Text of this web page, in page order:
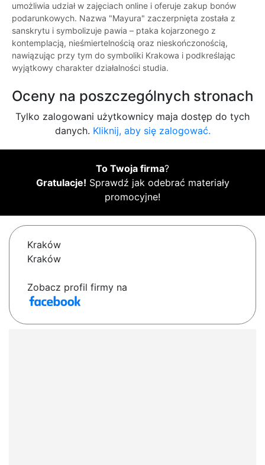
umożliwia udział w zajęciach online i oferuje zakup bonów
podarunkowych. Nazwa "Mayura" zaczerpnięta została z
sanskrytu i symbolizuje pawia – ptaka kojarzonego z
kontemplacją, nieśmiertelnością oraz nieskończonością,
nawiązując przy tym do symboliki Krakowa i podkreślając
wyjątkowy charakter działalności studia.
Oceny na poszczególnych stronach
Tylko zalogowani użytkownicy maja dostęp do tych
danych. Kliknij, aby się zalogować.
To Twoja firma?
Gratulacje! Sprawdź jak odebrać materiały
promocyjne!
Kraków
Kraków
Zobacz profil firmy na